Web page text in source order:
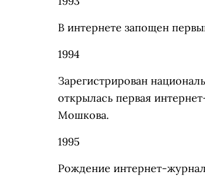
В интернете запощен
1994
Зарегистрирован
открылась первая
Мошкова.
1995
Рождение интернет-